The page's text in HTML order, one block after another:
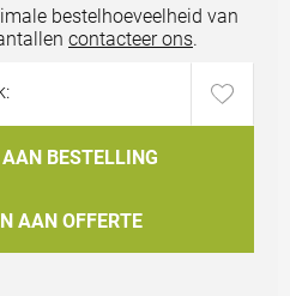
bestelhoeveelheid van
contacteer ons.
BESTELLING
AAN OFFERTE